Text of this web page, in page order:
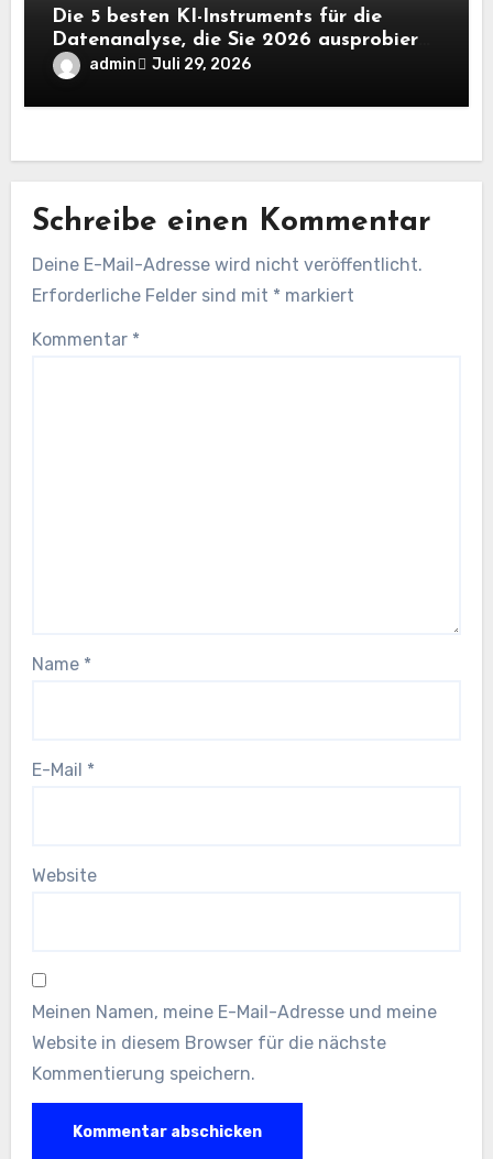
Die 5 besten KI-Instruments für die
Datenanalyse, die Sie 2026 ausprobieren
solltenadmin Juli 29, 2026
Schreibe einen Kommentar
Deine E-Mail-Adresse wird nicht veröffentlicht.
Erforderliche Felder sind mit * markiert
Kommentar *
Name *
E-Mail *
Website
Meinen Namen, meine E-Mail-Adresse und meine
Website in diesem Browser für die nächste
Kommentierung speichern.